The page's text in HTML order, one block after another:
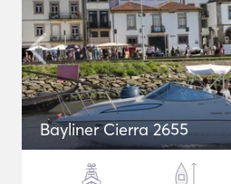
Bayliner Cierra 2655